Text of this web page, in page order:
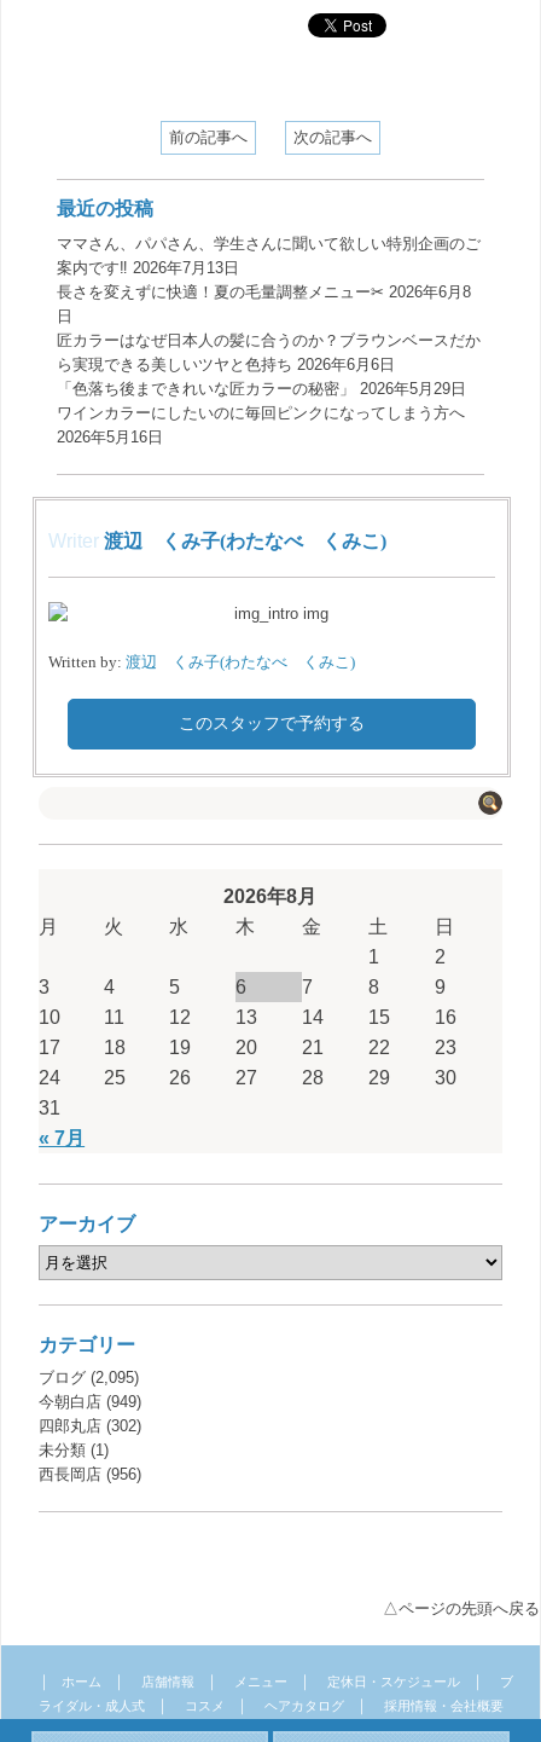
前の記事へ 次の記事へ
最近の投稿
ママさん、パパさん、学生さんに聞いて欲しい特別企画のご
案内です‼️ 2026年7月13日
長さを変えずに快適！夏の毛量調整メニュー✂︎ 2026年6月8
日
匠カラーはなぜ日本人の髪に合うのか？ブラウンベースだか
ら実現できる美しいツヤと色持ち 2026年6月6日
「色落ち後まできれいな匠カラーの秘密」
2026年5月29日
ワインカラーにしたいのに毎回ピンクになってしまう方へ
2026年5月16日
Writer渡辺 くみ子(わたなべ くみこ)
Written by:渡辺 くみ子(わたなべ くみこ)
このスタッフで予約する
2026年8月
月
火 水 木 金 土 日
« 7月
1
2
3
4 5 6 7 8
9
10
11 12 13 14 15
16
17
18 19 20 21 22
23
24
25 26 27 28 29
30
31
アーカイブ
カテゴリー
ブログ (2,095)
今朝白店 (949)
四郎丸店 (302)
未分類 (1)
西長岡店 (956)
△ページの先頭へ戻る
ホーム 店舗情報 メニュー 定休日・スケジュール
ブ
ライダル・成人式
コスメ ヘアカタログ 採用情報・会社概要
｜ サイトマップ ｜